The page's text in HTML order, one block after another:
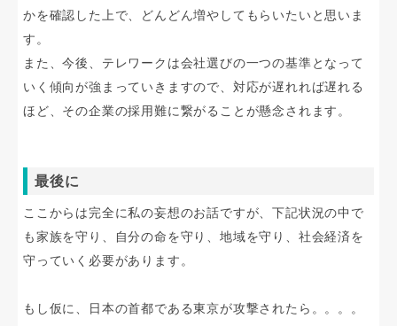
かを確認した上で、どんどん増やしてもらいたいと思いま
す。
また、今後、テレワークは会社選びの一つの基準となって
いく傾向が強まっていきますので、対応が遅れれば遅れる
ほど、その企業の採用難に繋がることが懸念されます。
最後に
ここからは完全に私の妄想のお話ですが、下記状況の中で
も家族を守り、自分の命を守り、地域を守り、社会経済を
守っていく必要があります。
もし仮に、日本の首都である東京が攻撃されたら。。。。